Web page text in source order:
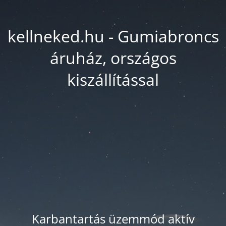
kellneked.hu - Gumiabroncs
áruház, országos
kiszállítással
Karbantartás üzemmód aktív